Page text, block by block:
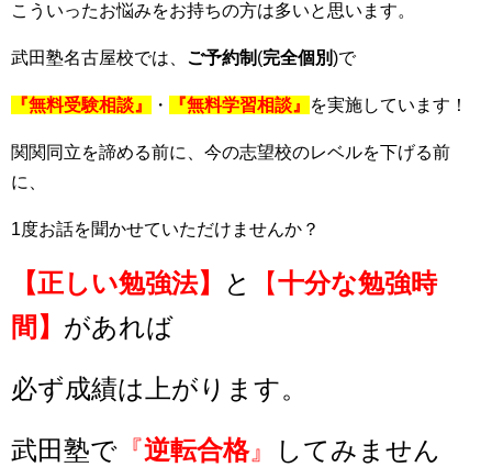
こういったお悩みをお持ちの方は多いと思います。
武田塾名古屋校では、 ご予約制 (完全個別)で
『無料受験相談』 ・ 『無料学習相談』 を実施しています！
関関同立を諦める前に、今の志望校のレベルを下げる前
に、
1度お話を聞かせていただけませんか？
【正しい勉強法】 と 【十分な勉強時
間】 があれば
必ず成績は上がります。
武田塾で 『逆転合格』
してみません